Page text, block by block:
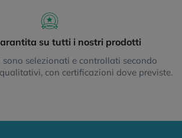
su tutti i nostri prodotti
selezionati e controllati secondo
con certificazioni dove previste.